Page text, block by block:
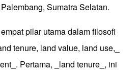
Sumatra Selatan.
pilar utama dalam filosofi
tenure, land value, land use,_
Pertama, _land tenure_, ini